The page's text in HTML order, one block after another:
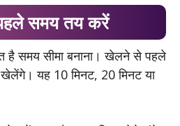
समय तय करें
है समय सीमा बनाना। खेलने से पहले
यह 10 मिनट, 20 मिनट या